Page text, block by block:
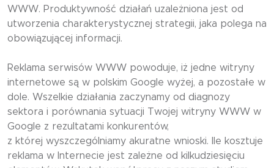
WWW. Produktywność działań uzależniona jest od
utworzenia charakterystycznej strategii, jaka polega na
obowiązującej informacji.
Reklama serwisów WWW powoduje, iż jedne witryny
internetowe są w polskim Google wyżej, a pozostałe w
dole. Wszelkie działania zaczynamy od diagnozy
sektora i porównania sytuacji Twojej witryny WWW w
Google z rezultatami konkurentów,
z której wyszczególniamy akuratne wnioski. Ile kosztuje
reklama w Internecie jest zależne od kilkudziesięciu